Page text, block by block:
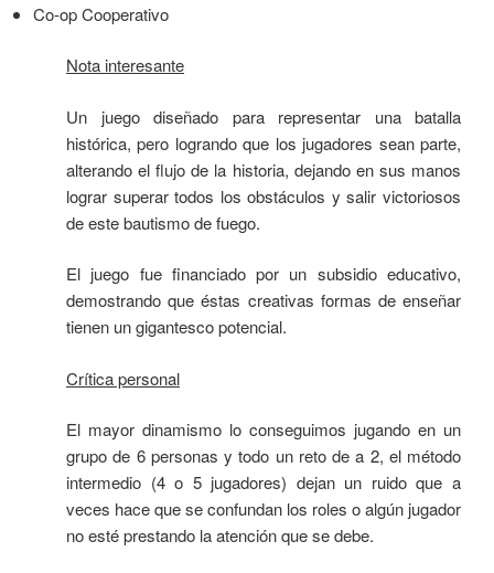
Co-op Cooperativo
Nota interesante
Un juego diseñado para representar una batalla
histórica, pero logrando que los jugadores sean parte,
alterando el flujo de la historia, dejando en sus manos
lograr superar todos los obstáculos y salir victoriosos
de este bautismo de fuego.
El juego fue financiado por un subsidio educativo,
demostrando que éstas creativas formas de enseñar
tienen un gigantesco potencial.
Crítica personal
El mayor dinamismo lo conseguimos jugando en un
grupo de 6 personas y todo un reto de a 2, el método
intermedio (4 o 5 jugadores) dejan un ruido que a
veces hace que se confundan los roles o algún jugador
no esté prestando la atención que se debe.